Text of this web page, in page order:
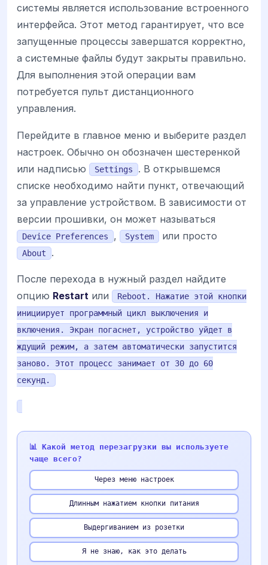
системы является использование встроенного
интерфейса. Этот метод гарантирует, что все
запущенные процессы завершатся корректно,
а системные файлы будут закрыты правильно.
Для выполнения этой операции вам
потребуется пульт дистанционного
управления.
Перейдите в главное меню и выберите раздел
настроек. Обычно он обозначен шестеренкой
или надписью
Settings
. В открывшемся
списке необходимо найти пункт, отвечающий
за управление устройством. В зависимости от
версии прошивки, он может называться
Device Preferences , System или просто
About .
После перехода в нужный раздел найдите
опцию Restart или
Reboot. Нажатие этой кнопки
инициирует программный цикл выключения и
включения. Экран погаснет, устройство уйдет в
ждущий режим, а затем автоматически запустится
заново. Этот процесс занимает от 30 до 60
секунд.
📊 Какой метод перезагрузки вы используете
чаще всего?
Через меню настроек
Длинным нажатием кнопки питания
Выдергиванием из розетки
Я не знаю, как это делать